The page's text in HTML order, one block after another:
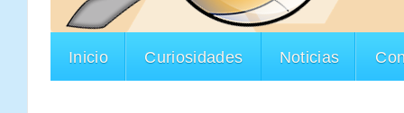
Inicio Curiosidades Noticias